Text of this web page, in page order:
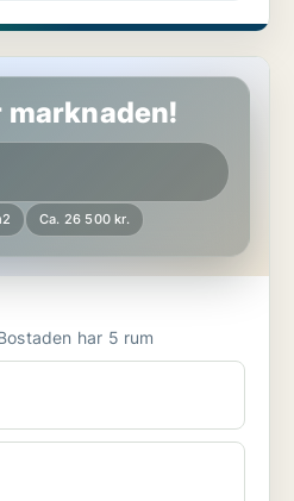
Ca. 26 500 kr.
att hyra i Sollefteå Bostaden har 5 rum